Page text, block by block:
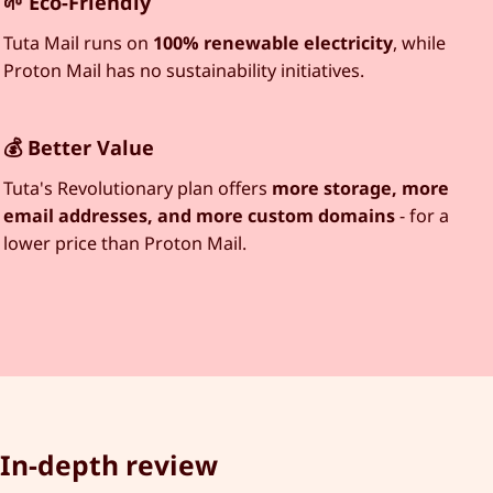
Tuta Mail runs on 100% renewable electricity, while
Proton Mail has no sustainability initiatives.
💰 Better Value
Tuta's Revolutionary plan offers more storage, more
email addresses, and more custom domains- for a
lower price than Proton Mail.
In-depth review